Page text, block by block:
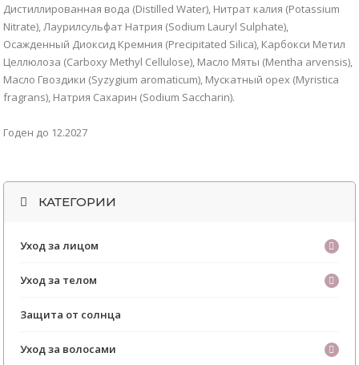
Дистиллированная вода (Distilled Water), Нитрат калия (Potassium
Nitrate), Лаурилcульфат Натрия (Sodium Lauryl Sulphate),
Осажденный Диоксид Кремния (Precipitated Silica), Карбокси Метил
Целлюлоза (Carboxy Methyl Cellulose), Масло Мяты (Mentha arvensis),
Масло Гвоздики (Syzygium aromaticum), Мускатный орех (Myristica
fragrans), Натрия Сахарин (Sodium Saccharin).
Годен до 12.2027
КАТЕГОРИИ
Уход за лицом
Уход за телом
Защита от солнца
Уход за волосами